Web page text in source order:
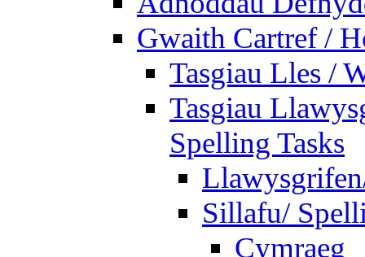
Gwaith Cartref /
Tasgiau Lles /
Tasgiau
Spelling Tasks
Sillafu/
Cymraeg